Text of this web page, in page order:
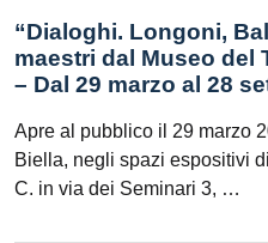
“Dialoghi. Longoni,
maestri dal Museo del
– Dal 29 marzo al 28
Apre al pubblico il 29 marzo
Biella, negli spazi espositivi
C. in via dei Seminari 3, …